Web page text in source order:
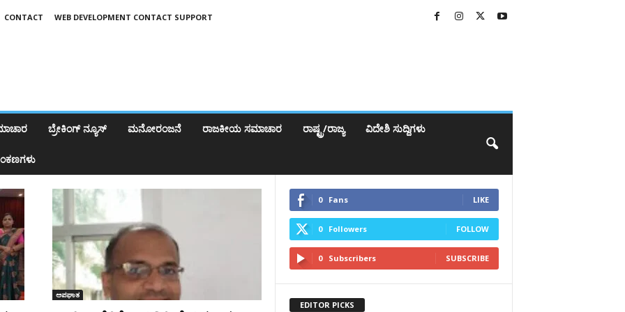
CONTACT
WEB DEVELOPMENT CONTACT SUPPORT
ಬ್ರೇಕಿಂಗ್‌ ನ್ಯೂಸ್ ಮನೋರಂಜನೆ ರಾಜಕೀಯ ಸಮಾಚಾರ ರಾಷ್ಟ್ರ/ರಾಜ್ಯ ವಿದೇಶಿ ಸುದ್ದಿಗಳು
ಅಪಘಾತ
0 Fans LIKE
0 Followers FOLLOW
0 Subscribers SUBSCRIBE
EDITOR PICKS